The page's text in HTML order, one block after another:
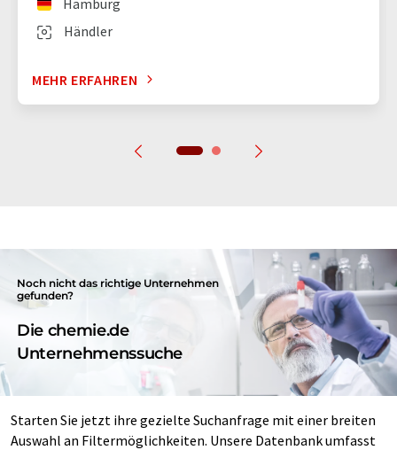
Händler
MEHR ERFAHREN
Noch nicht das richtige Unternehmen
gefunden?
Die chemie.de
Unternehmenssuche
Starten Sie jetzt ihre gezielte Suchanfrage mit einer breiten
Auswahl an Filtermöglichkeiten. Unsere Datenbank umfasst